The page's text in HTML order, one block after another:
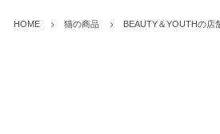
HOME 猫の商品 BEAUTY＆YOUTHの店